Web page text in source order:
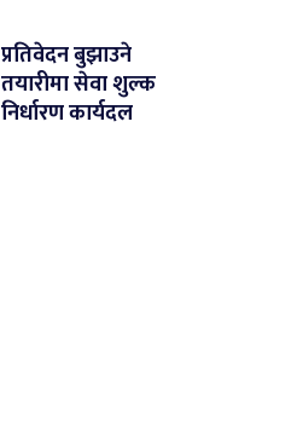
प्रतिवेदन बुझाउने
तयारीमा सेवा शुल्क
निर्धारण कार्यदल